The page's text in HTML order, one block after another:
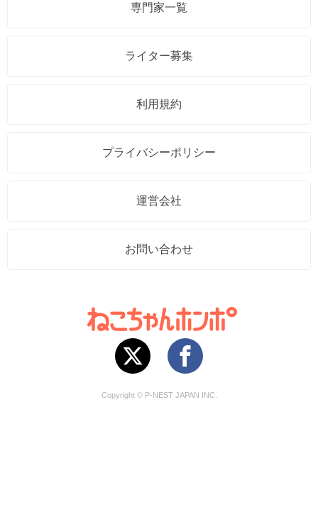
専門家一覧
ライター募集
利用規約
プライバシーポリシー
運営会社
お問い合わせ
Copyright © P-NEST JAPAN INC.